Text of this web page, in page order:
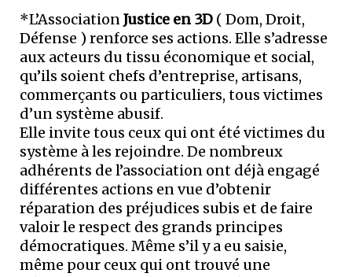
*L’AssociationJustice en 3D ( Dom, Droit,
Défense ) renforce ses actions. Elle s’adresse
aux acteurs du tissu économique et social,
qu’ils soient chefs d’entreprise, artisans,
commerçants ou particuliers, tous victimes
d’un système abusif.
Elle invite tous ceux qui ont été victimes du
système à les rejoindre. De nombreux
adhérents de l’association ont déjà engagé
différentes actions en vue d’obtenir
réparation des préjudices subis et de faire
valoir le respect des grands principes
démocratiques. Même s’il y a eu saisie,
même pour ceux qui ont trouvé une